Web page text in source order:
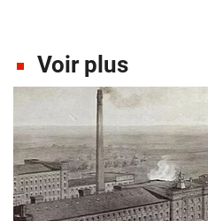
Voir plus